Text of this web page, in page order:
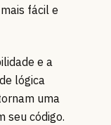
fácil e
e a
lógica
uma
seu código.